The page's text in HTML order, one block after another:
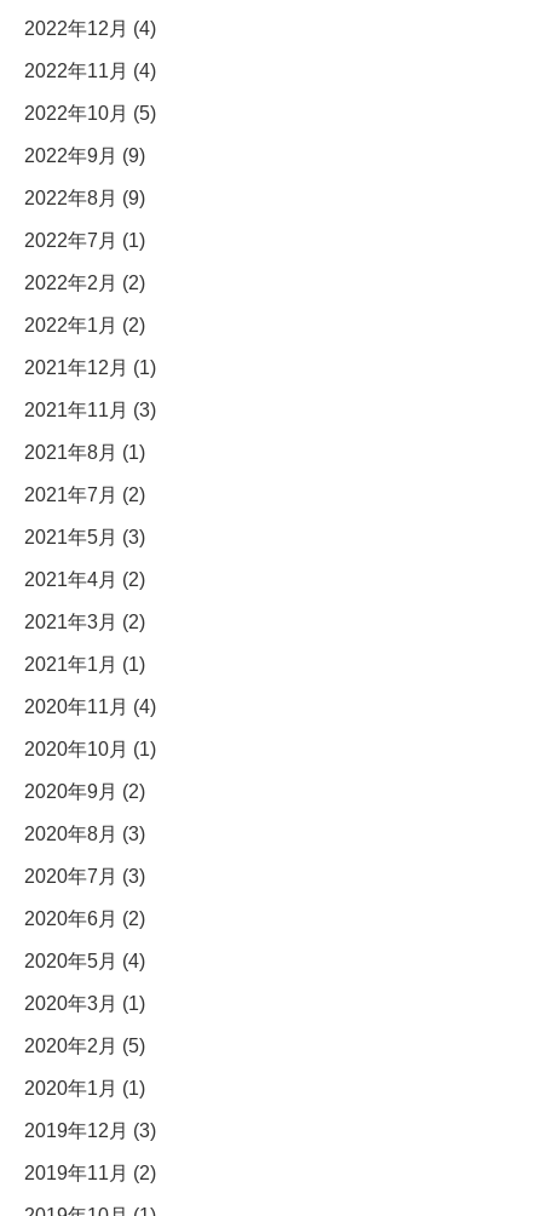
2022年12月 (4)
2022年11月 (4)
2022年10月 (5)
2022年9月 (9)
2022年8月 (9)
2022年7月 (1)
2022年2月 (2)
2022年1月 (2)
2021年12月 (1)
2021年11月 (3)
2021年8月 (1)
2021年7月 (2)
2021年5月 (3)
2021年4月 (2)
2021年3月 (2)
2021年1月 (1)
2020年11月 (4)
2020年10月 (1)
2020年9月 (2)
2020年8月 (3)
2020年7月 (3)
2020年6月 (2)
2020年5月 (4)
2020年3月 (1)
2020年2月 (5)
2020年1月 (1)
2019年12月 (3)
2019年11月 (2)